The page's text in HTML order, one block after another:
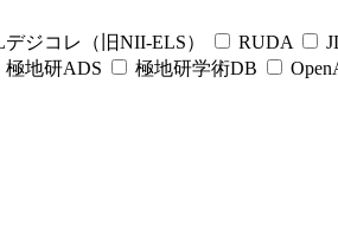
ジコレ（旧NII-ELS） RUDA
極地研ADS 極地研学術DB